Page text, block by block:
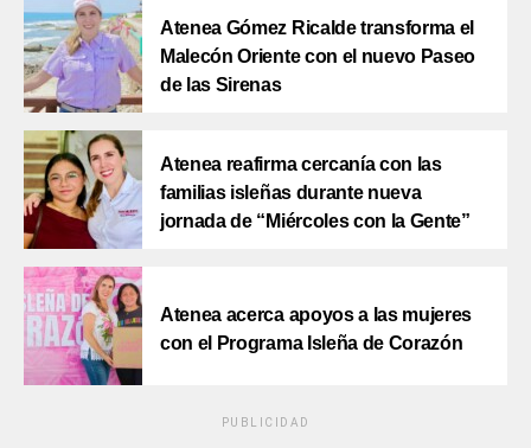
Atenea Gómez Ricalde transforma el
Malecón Oriente con el nuevo Paseo
de las Sirenas
Atenea reafirma cercanía con las
familias isleñas durante nueva
jornada de “Miércoles con la Gente”
Atenea acerca apoyos a las mujeres
con el Programa Isleña de Corazón
PUBLICIDAD